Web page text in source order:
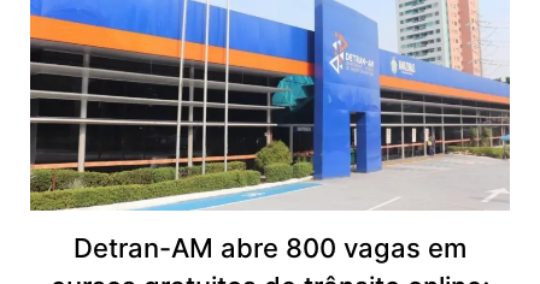
Detran-AM abre 800 vagas em